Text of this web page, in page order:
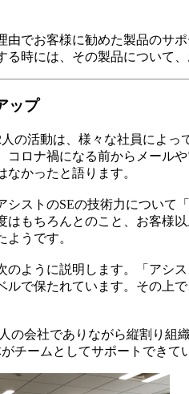
由でお客様に勧めた製品のサ
る時には、その製品について
ップ
の活動は、様々な社員によ
コロナ禍になる前からメール
かったと語ります。
シストのSEの技術力について
はもちろんとのこと、お客様
うです。
のように説明します。「アシ
ルで保たれています。その上
の会社でありながら縦割り組
チームとしてサポートできて